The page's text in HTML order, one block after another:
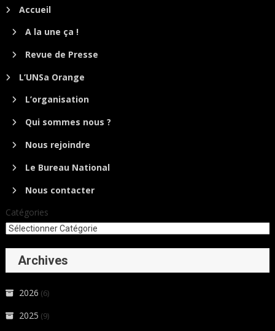
Accueil
A la une ça !
Revue de Presse
L’UNSa Orange
L’organisation
Qui sommes nous ?
Nous rejoindre
Le Bureau National
Nous contacter
Catégories
Archives
2026 (6)
2025 (9)